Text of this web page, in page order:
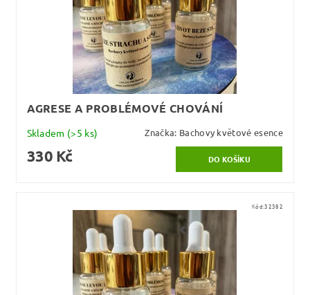
AGRESE A PROBLÉMOVÉ CHOVÁNÍ
Skladem (>5 ks) Značka: Bachovy květové esence
330 Kč
Kód:32382